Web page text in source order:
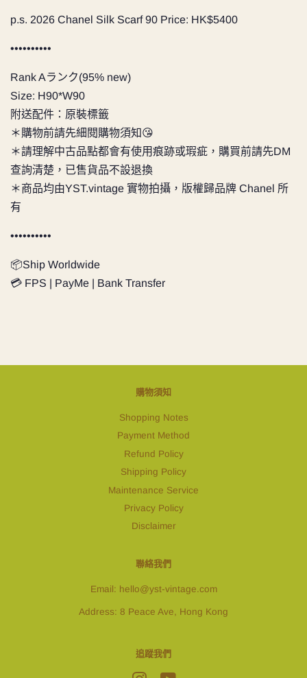
p.s. 2026 Chanel Silk Scarf 90 Price: HK$5400
••••••••••
Rank Aランク(95% new)
Size: H90*W90
附送配件：原裝標籤
＊購物前請先細閱購物須知😘
＊請理解中古品點都會有使用痕跡或瑕疵，購買前請先DM
查詢清楚，已售貨品不設退換
＊商品均由YST.vintage 實物拍攝，版權歸品牌 Chanel 所
有
••••••••••
📦Ship Worldwide
💳 FPS | PayMe | Bank Transfer
購物須知
Shopping Notes
Payment Method
Refund Policy
Shipping Policy
Maintenance Service
Privacy Policy
Disclaimer
聯絡我們
Email: hello@yst-vintage.com
Address: 8 Peace Ave, Hong Kong
追蹤我們